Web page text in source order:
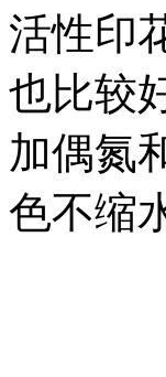
活性印
也比较
加偶氮
色不缩